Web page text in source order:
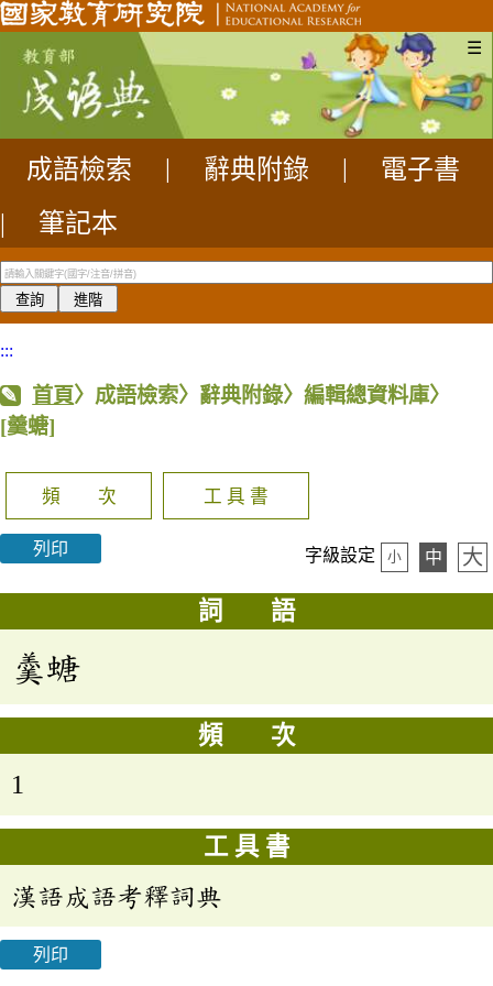
☰
成語檢索 辭典附錄
電子書
|
筆記本
:::
首頁〉成語檢索〉辭典附錄〉編輯總資料庫〉
[羹螗]
頻 次 工 具 書
列印 字級設定 小 中 大
詞 語
羹螗
頻 次
1
工 具 書
漢語成語考釋詞典
列印